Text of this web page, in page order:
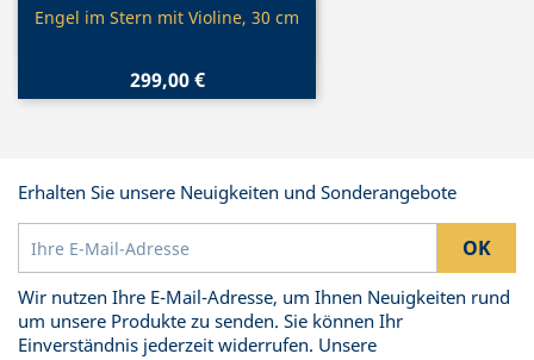
Vorschau
Engel im Stern mit Violine, 30 cm
299,00 €
Erhalten Sie unsere Neuigkeiten und Sonderangebote
Wir nutzen Ihre E-Mail-Adresse, um Ihnen Neuigkeiten rund
um unsere Produkte zu senden. Sie können Ihr
Einverständnis jederzeit widerrufen. Unsere